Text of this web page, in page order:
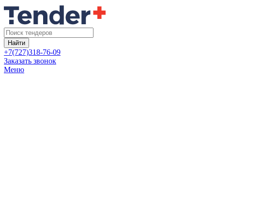
Найти
+7(727)318-76-09
Заказать звонок
Меню